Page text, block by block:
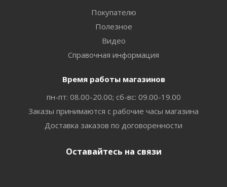
Покупателю
Полезное
Видео
Справочная информация
Время работы магазинов
пн-пт: 08.00-20.00; сб-вс: 09.00-19.00
Заказы принимаются с рабочие часы магазина
Доставка заказов по договоренности
Оставайтесь на связи